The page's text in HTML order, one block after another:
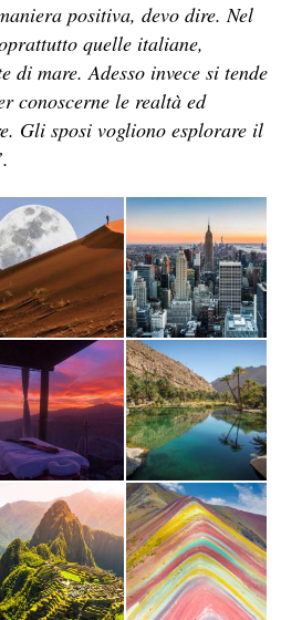
positiva, devo dire. Nel
quelle italiane,
di mare. Adesso invece si tende
conoscerne le realtà ed
Gli sposi vogliono esplorare il